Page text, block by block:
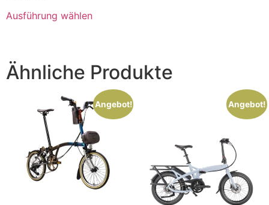
Ausführung wählen
Ähnliche Produkte
Angebot! Angebot!